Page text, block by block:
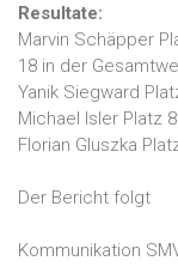
Resultate:
Marvin Schäpper
18 in der
Yanik Siegward
Michael Isler Platz
Florian Gluszka
Der Bericht folgt
Kommunikation